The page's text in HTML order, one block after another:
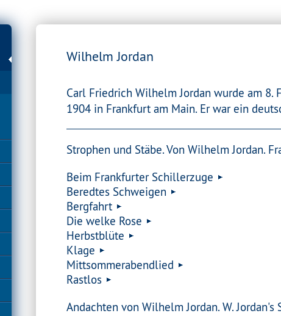
Wilhelm Jordan
Carl Friedrich Wilhelm Jordan wurde am 8.
1904 in Frankfurt am Main. Er war ein
Strophen und Stäbe. Von Wilhelm Jordan.
Beim Frankfurter Schillerzuge
Beredtes Schweigen
Bergfahrt
Die welke Rose
Herbstblüte
Klage
Mittsommerabendlied
Rastlos
Andachten von Wilhelm Jordan. W.